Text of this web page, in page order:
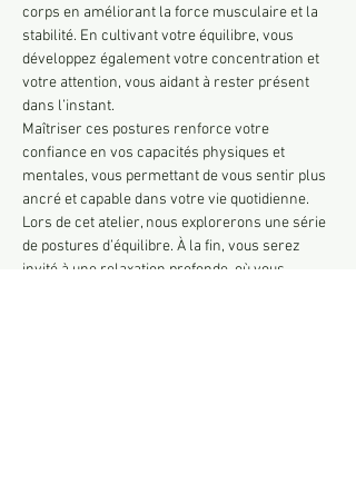
corps en améliorant la force musculaire et la
stabilité. En cultivant votre équilibre, vous
développez également votre concentration et
votre attention, vous aidant à rester présent
dans l’instant.
Maîtriser ces postures renforce votre
confiance en vos capacités physiques et
mentales, vous permettant de vous sentir plus
ancré et capable dans votre vie quotidienne.
Lors de cet atelier, nous explorerons une série
de postures d’équilibre. À la fin, vous serez
invité à une relaxation profonde, où vous